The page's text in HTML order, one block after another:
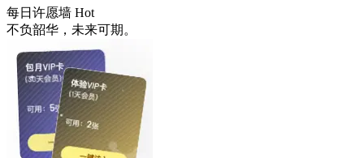
每日许愿墙 Hot
不负韶华，未来可期。